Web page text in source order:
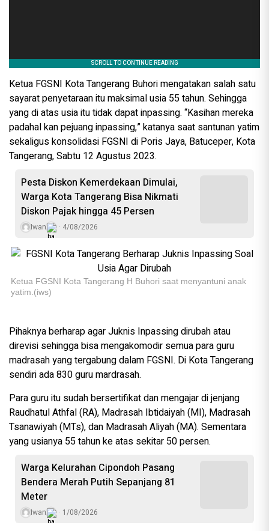
Ketua FGSNI Kota Tangerang Buhori mengatakan salah satu
sayarat penyetaraan itu maksimal usia 55 tahun. Sehingga
yang di atas usia itu tidak dapat inpassing. “Kasihan mereka
padahal kan pejuang inpassing,” katanya saat santunan yatim
sekaligus konsolidasi FGSNI di Poris Jaya, Batuceper, Kota
Tangerang, Sabtu 12 Agustus 2023.
Pesta Diskon Kemerdekaan Dimulai,
Warga Kota Tangerang Bisa Nikmati
Diskon Pajak hingga 45 Persen
Iwan 4/08/2026
Ketua FGSNI Kota Tangerang H Buhori saat menyantuni anak
yatim.(iws)
Pihaknya berharap agar Juknis Inpassing dirubah atau
direvisi sehingga bisa mengakomodir semua para guru
madrasah yang tergabung dalam FGSNI. Di Kota Tangerang
sendiri ada 830 guru mardrasah.
Para guru itu sudah bersertifikat dan mengajar di jenjang
Raudhatul Athfal (RA), Madrasah Ibtidaiyah (MI), Madrasah
Tsanawiyah (MTs), dan Madrasah Aliyah (MA). Sementara
yang usianya 55 tahun ke atas sekitar 50 persen.
Warga Kelurahan Cipondoh Pasang
Bendera Merah Putih Sepanjang 81
Meter
Iwan 1/08/2026